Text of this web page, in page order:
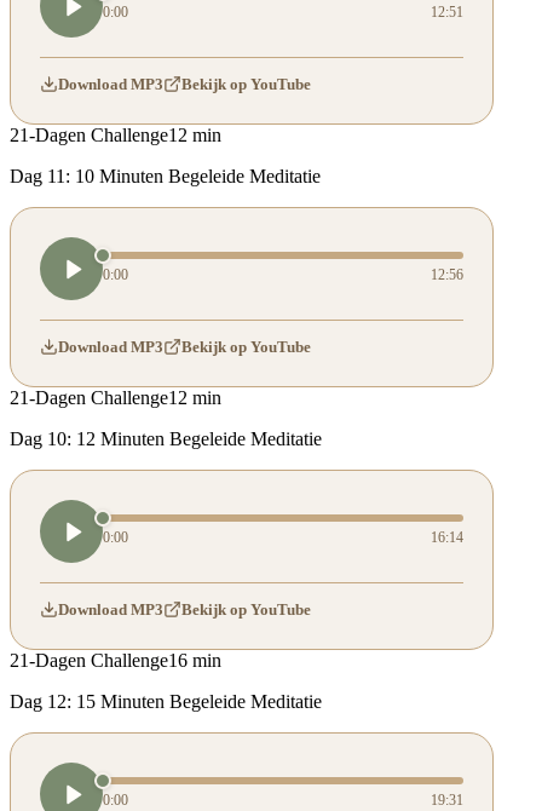
0:00 12:51
Download MP3 Bekijk op YouTube
21-Dagen Challenge12 min
Dag 11: 10 Minuten Begeleide Meditatie
0:00 12:56
Download MP3 Bekijk op YouTube
21-Dagen Challenge12 min
Dag 10: 12 Minuten Begeleide Meditatie
0:00 16:14
Download MP3 Bekijk op YouTube
21-Dagen Challenge16 min
Dag 12: 15 Minuten Begeleide Meditatie
0:00 19:31